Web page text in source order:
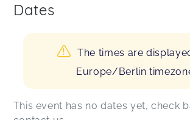
Dates
The times are
Europe/Berlin
This event has no dates yet, check